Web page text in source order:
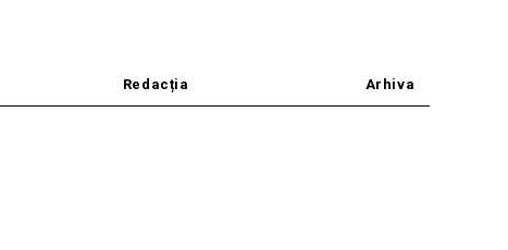
Redacția Arhiva